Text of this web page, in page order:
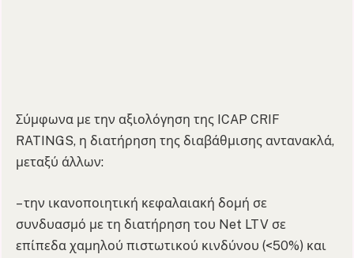
Σύμφωνα με την αξιολόγηση της ICAP CRIF
RATINGS, η διατήρηση της διαβάθμισης αντανακλά,
μεταξύ άλλων:
– την ικανοποιητική κεφαλαιακή δομή σε
συνδυασμό με τη διατήρηση του Net LTV σε
επίπεδα χαμηλού πιστωτικού κινδύνου (<50%) και